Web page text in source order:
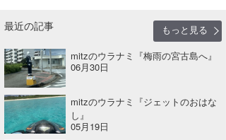
最近の記事
もっと見る
mitzのウラナミ『梅雨の宮古島へ』
06月30日
mitzのウラナミ『ジェットのおはな
し』
05月19日
waka☆=
YUKI☆
たっちー
ハンマー